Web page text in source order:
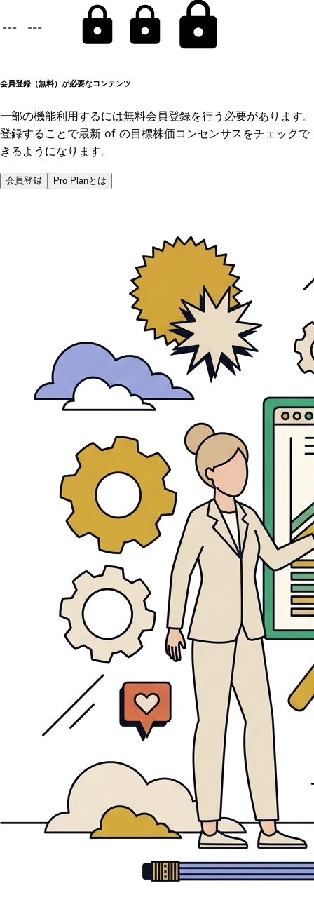
--- ---
会員登録（無料）が必要なコンテンツ
一部の機能利用するには無料会員登録を行う必要があります。
登録することで最新 of の目標株価コンセンサスをチェックで
きるようになります。
会員登録 Pro Planとは